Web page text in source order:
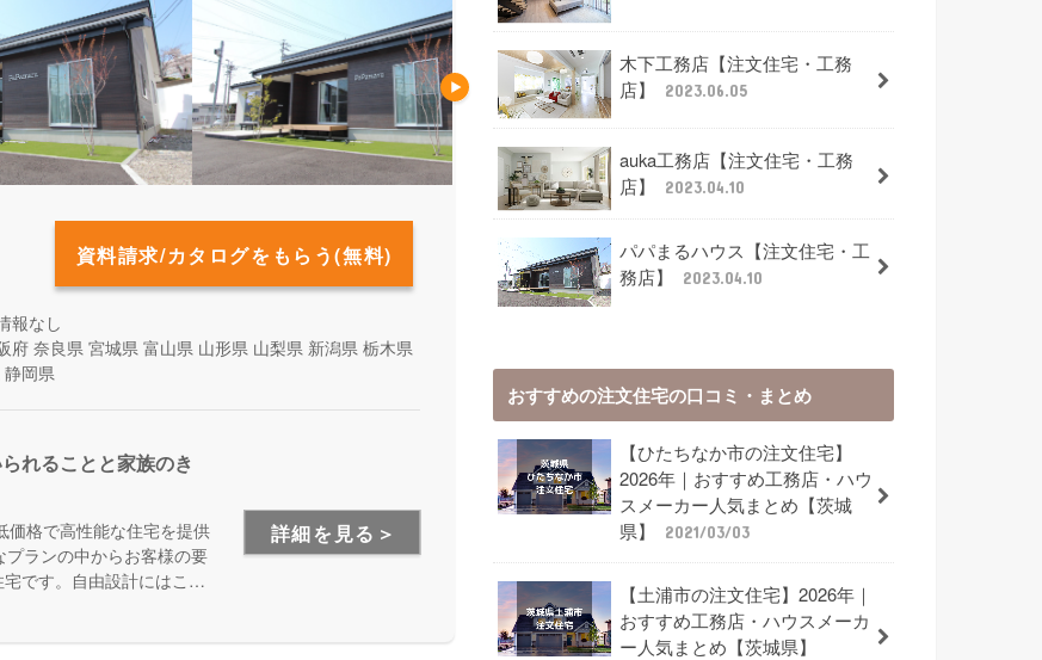
資料請求/カタログをもらう(無料)
報なし
府 奈良県 宮城県 富山県 山形県 山梨県 新潟県 栃木県
静岡県
れることと家族のき
価格で高性能な住宅を提供
ランの中からお客様の要
です。自由設計にはこだ
詳細を見る＞
木下工務店【注文住宅・工務
店】
2023.06.05
auka工務店【注文住宅・工務
店】
2023.04.10
パパまるハウス【注文住宅・工
務店】
2023.04.10
おすすめの注文住宅の口コミ・まとめ
【ひたちなか市の注文住宅】
2026年｜おすすめ工務店・ハウ
スメーカー人気まとめ【茨城
県】
2021/03/03
【土浦市の注文住宅】2026年｜
おすすめ工務店・ハウスメーカ
ー人気まとめ【茨城県】